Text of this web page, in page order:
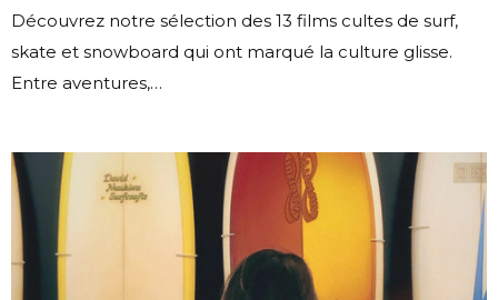
Découvrez notre sélection des 13 films cultes de surf,
skate et snowboard qui ont marqué la culture glisse.
Entre aventures,…